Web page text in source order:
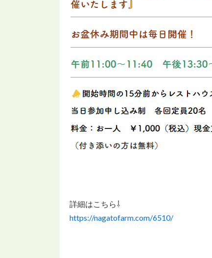
詳細はこちら⇩
https://nagatofarm.com/6510/